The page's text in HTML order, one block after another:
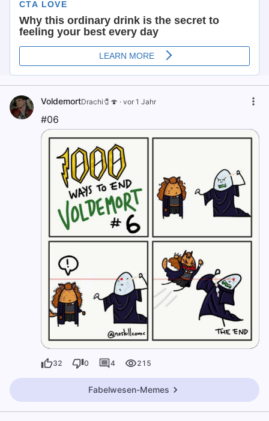
VoldemortDrachi🧷🍄 · vor 1 Jahr
#06
32 0 4 215
Fabelwesen-Memes